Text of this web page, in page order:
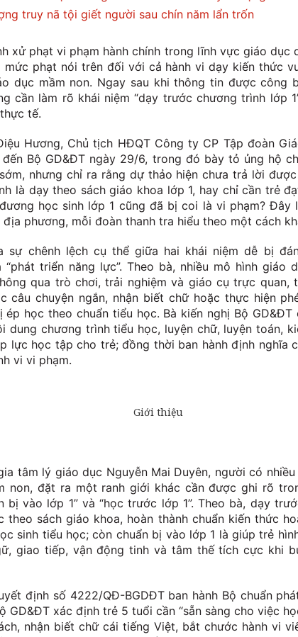
truy nã tội giết người sau chín năm lẩn trốn
xử phạt vi phạm hành chính trong lĩnh vực giáo dục
mức phạt nói trên đối với cả hành vi dạy kiến thức
dục mầm non. Ngay sau khi thông tin được công
cần làm rõ khái niệm “dạy trước chương trình lớp
tế.
Hương, Chủ tịch HĐQT Công ty CP Tập đoàn
Bộ GD&ĐT ngày 29/6, trong đó bày tỏ ủng hộ
nhưng chỉ ra rằng dự thảo hiện chưa trả lời
là dạy theo sách giáo khoa lớp 1, hay chỉ cần trẻ
học sinh lớp 1 cũng đã bị coi là vi phạm? Đây
phương, mỗi đoàn thanh tra hiểu theo một cách
sự chênh lệch cụ thể giữa hai khái niệm dễ bị
“phát triển năng lực”. Theo bà, nhiều mô hình giáo
qua trò chơi, trải nghiệm và giáo cụ trực quan,
câu chuyện ngắn, nhận biết chữ hoặc thực hiện
ép học theo chuẩn tiểu học. Bà kiến nghị Bộ
dung chương trình tiểu học, luyện chữ, luyện toán,
lực học tập cho trẻ; đồng thời ban hành định nghĩa
vi vi phạm.
tâm lý giáo dục Nguyễn Mai Duyên, người có
non, đặt ra một ranh giới khác cần được ghi rõ
bị vào lớp 1” và “học trước lớp 1”. Theo bà, dạy
theo sách giáo khoa, hoàn thành chuẩn kiến thức
sinh tiểu học; còn chuẩn bị vào lớp 1 là giúp trẻ
giao tiếp, vận động tinh và tâm thế tích cực khi
định số 4222/QĐ-BGDĐT ban hành Bộ chuẩn
GD&ĐT xác định trẻ 5 tuổi cần “sẵn sàng cho việc
nhận biết chữ cái tiếng Việt, bắt chước hành vi